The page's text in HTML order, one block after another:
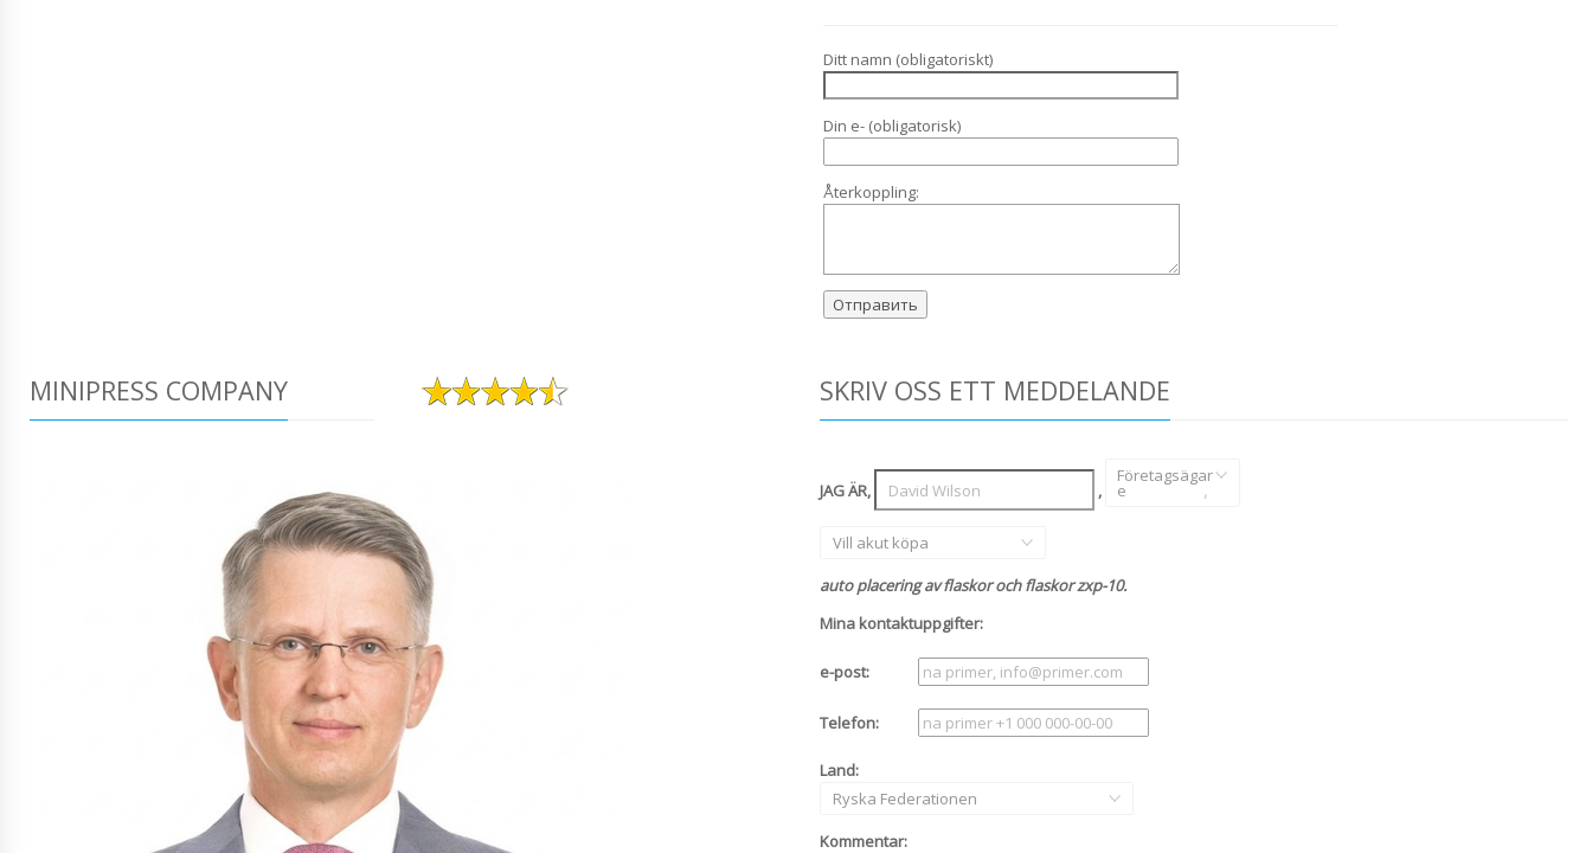
Ditt namn (obligatoriskt)
Din e- (obligatorisk)
Återkoppling:
MINIPRESS COMPANY SKRIV OSS ETT MEDDELANDE
JAG ÄR, ,
Företagsägar
e ,
Vill akut köpa
auto placering av flaskor och flaskor zxp-10.
Mina kontaktuppgifter:
e-post:
Telefon:
Land:
Ryska Federationen
Kommentar: